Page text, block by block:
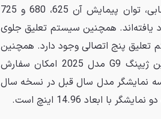
93.1 کیلووات ساعتی عرضه می‌شود و بسته به مدل انتخابی، توان پیمایش آن 625، 680 و 725
یافته‌اند. همچنین سیستم تعلیق جلوی
پنج اتصالی وجود دارد. همچنین
نه حالت سواری گوناگون نیز وجود خواهد داشت. در کابین ژیپنگ G9 مدل 2025 امکان سفارش
نمایشگر مدل سال قبل در نسخه سال